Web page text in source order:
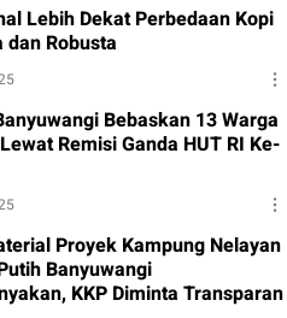
Lebih Dekat Perbedaan Kopi
Robusta
Bebaskan 13 Warga
Remisi Ganda HUT RI Ke-
Proyek Kampung Nelayan
Banyuwangi
KKP Diminta Transparan